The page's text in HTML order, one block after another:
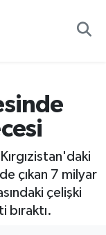
çıkan 7 milyar
çelişki
bıraktı.